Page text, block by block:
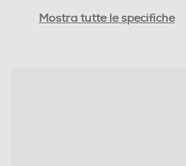
Mostra tutte le specifiche